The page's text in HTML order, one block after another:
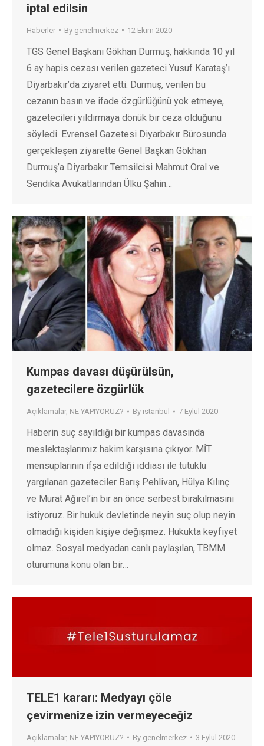
iptal edilsin
Haberler By genelmerkez 12 Ekim 2020
TGS Genel Başkanı Gökhan Durmuş, hakkında 10 yıl
6 ay hapis cezası verilen gazeteci Yusuf Karataş’ı
Diyarbakır’da ziyaret etti. Durmuş, verilen bu
cezanın basın ve ifade özgürlüğünü yok etmeye,
gazetecileri yıldırmaya dönük bir ceza olduğunu
söyledi. Evrensel Gazetesi Diyarbakır Bürosunda
gerçekleşen ziyarette Genel Başkan Gökhan
Durmuş’a Diyarbakır Temsilcisi Mahmut Oral ve
Sendika Avukatlarından Ülkü Şahin…
Kumpas davası düşürülsün,
gazetecilere özgürlük
Açıklamalar, NE YAPIYORUZ? By istanbul 7 Eylül 2020
Haberin suç sayıldığı bir kumpas davasında
meslektaşlarımız hakim karşısına çıkıyor. MİT
mensuplarının ifşa edildiği iddiası ile tutuklu
yargılanan gazeteciler Barış Pehlivan, Hülya Kılınç
ve Murat Ağırel’in bir an önce serbest bırakılmasını
istiyoruz. Bir hukuk devletinde neyin suç olup neyin
olmadığı kişiden kişiye değişmez. Hukukta keyfiyet
olmaz. Sosyal medyadan canlı paylaşılan, TBMM
oturumuna konu olan bir…
TELE1 kararı: Medyayı çöle
çevirmenize izin vermeyeceğiz
Açıklamalar, NE YAPIYORUZ? By genelmerkez 3 Eylül 2020